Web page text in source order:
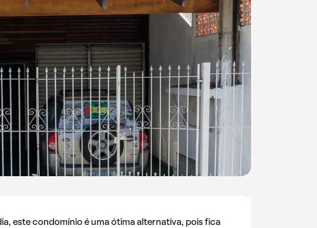
este condomínio é uma ótima alternativa, pois fica